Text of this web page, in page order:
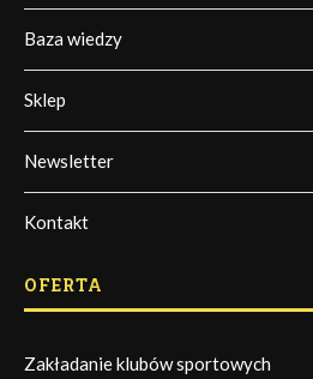
Baza wiedzy
Sklep
Newsletter
Kontakt
OFERTA
Zakładanie klubów sportowych